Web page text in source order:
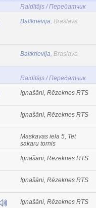
Raidītājs / Передатчик
Baltkrievija, Braslava
Baltkrievija, Braslava
Raidītājs / Передатчик
Ignašāni, Rēzeknes RTS
Ignašāni, Rēzeknes RTS
Maskavas iela 5, Tet
sakaru tornis
Ignašāni, Rēzeknes RTS
Ignašāni, Rēzeknes RTS
Ignašāni, Rēzeknes RTS